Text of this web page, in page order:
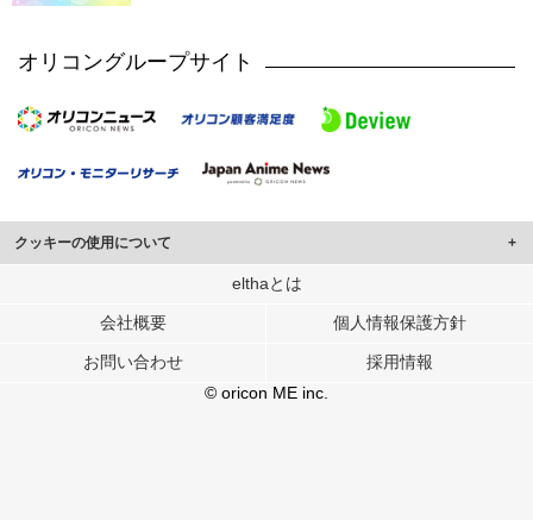
オリコングループサイト
クッキーの使用について
このサイトでは Cookie を使用して、ユーザーに合わせたコンテンツや広告の
行っています。
メディアや広告配信、データ解析の各パートナーに提供しています。
各パートナーは、この情報とユーザーが各パートナーに提供した他の情報や、
ユーザーが各パートナーのサービスを使用したときに収集した他の情報を組み
elthaとは
会社概要 個人情報保護方針
お問い合わせ
採用情報
© oricon ME inc.